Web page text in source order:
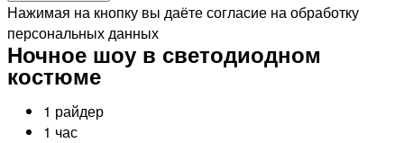
Нажимая на кнопку вы даёте согласие на обработку
персональных данных
Ночное шоу в светодиодном
костюме
1 райдер
1 час